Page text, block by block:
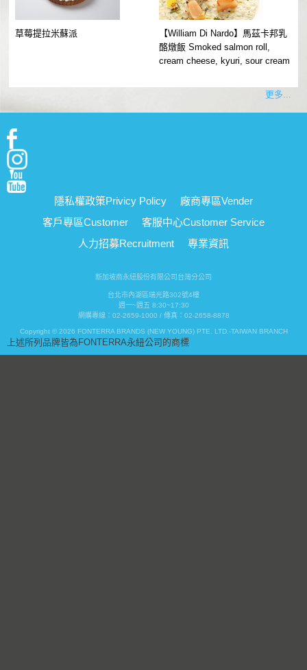
草莓提拉米蘇派
【William Di Nardo】馬茲卡邦乳
酪燉飯 Smoked salmon roll,
cream cheese, kyuri, sour cream
更多...
隱私權政策Privicy Policy 廠商專區Vender
客戶專區Customer 客服中心Customer Service
人力招募Recruitment 專業資訊
新加坡商永紐股份有限公司台灣分公司
台北市內湖區瑞光路302號4樓
週一~週五 8:30~17:30
網購專線：02-2659-1000 / 傳真：02-2658-8878
Copyright © 2026 FONTERRA BRANDS (NEW YOUNG) PTE. LTD.-TAIWAN BRANCH
上述所列品牌皆為FONTERRA永紐公司的商標